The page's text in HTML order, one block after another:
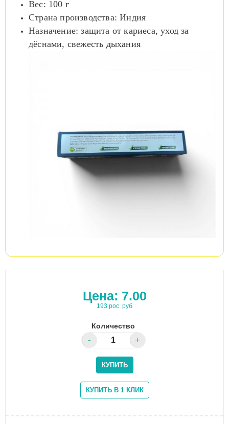
Вес: 100 г
Страна производства: Индия
Назначение: защита от кариеса, уход за
дёснами, свежесть дыхания
Цена: 7.00
193 рос. руб
Количество